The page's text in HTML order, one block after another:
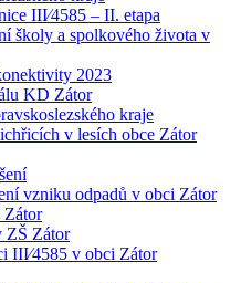
III⁄4585 – II. etapa
školy a spolkového života v
2023
KD Zátor
kraje
v lesích obce Zátor
vzniku odpadů v obci Zátor
Zátor
ZŠ Zátor
III⁄4585 v obci Zátor